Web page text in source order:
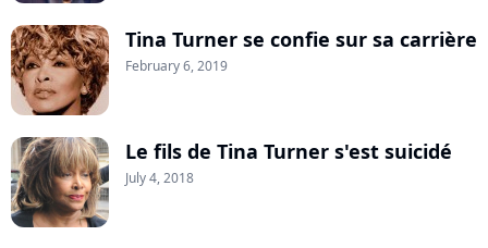
Tina Turner se confie sur sa carrière
February 6, 2019
Le fils de Tina Turner s'est suicidé
July 4, 2018